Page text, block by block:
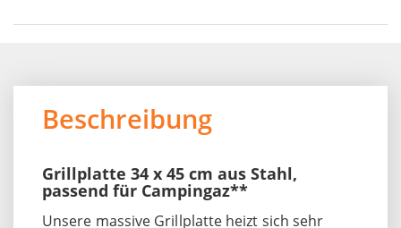
Beschreibung
Grillplatte 34 x 45 cm aus Stahl,
passend für Campingaz**
Unsere massive Grillplatte heizt sich sehr